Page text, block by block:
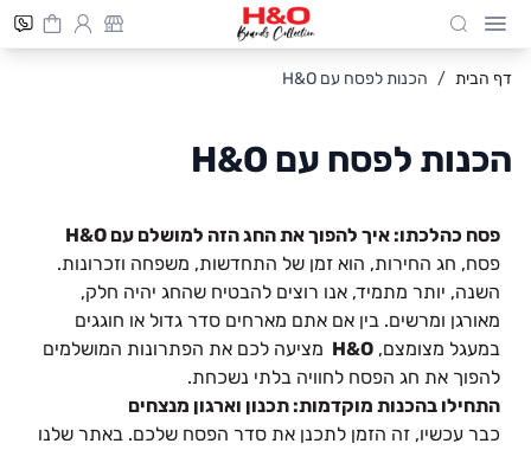
Cart
חיפוש
דף הבית / הכנות לפסח עם H&O
הכנות לפסח עם H&O
פסח כהלכתו: איך להפוך את החג הזה למושלם עם H&O
פסח, חג החירות, הוא זמן של התחדשות, משפחה וזכרונות.
השנה, יותר מתמיד, אנו רוצים להבטיח שהחג יהיה חלק,
מאורגן ומרשים. בין אם אתם מארחים סדר גדול או חוגגים
במעגל מצומצם, H&O מציעה לכם את הפתרונות המושלמים
להפוך את חג הפסח לחוויה בלתי נשכחת.
התחילו בהכנות מוקדמות: תכנון וארגון מנצחים
כבר עכשיו, זה הזמן לתכנן את סדר הפסח שלכם. באתר שלנו